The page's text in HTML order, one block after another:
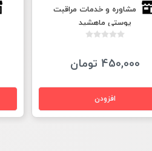
مشاوره و خدمات مراقبت
پوستی ماهشید
450,000 تومان